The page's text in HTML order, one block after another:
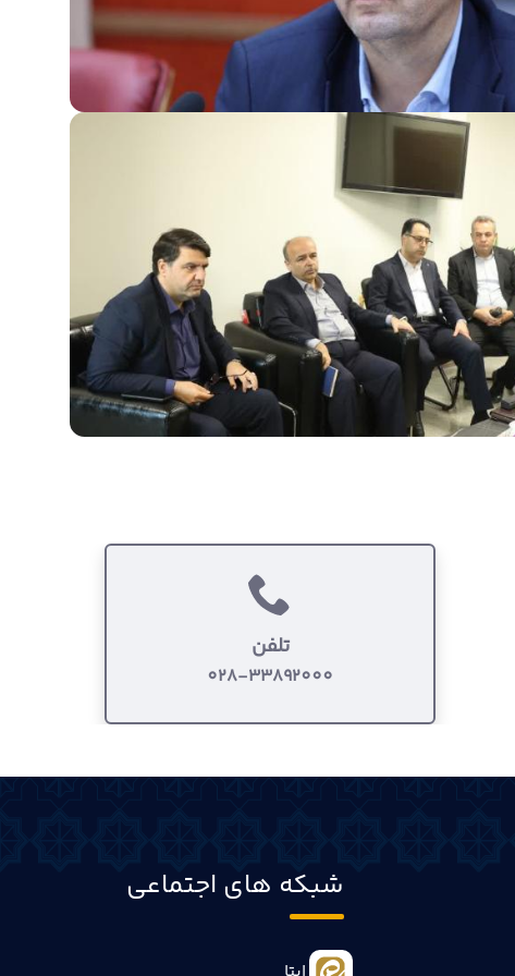
تلفن
028-33892000
شبکه های اجتماعی